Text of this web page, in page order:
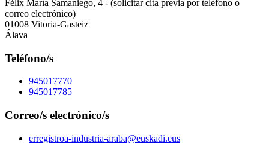
Félix María Samaniego, 4 - (solicitar cita previa por teléfono o
correo electrónico)
01008 Vitoria-Gasteiz
Álava
Teléfono/s
945017770
945017785
Correo/s electrónico/s
erregistroa-industria-araba@euskadi.eus